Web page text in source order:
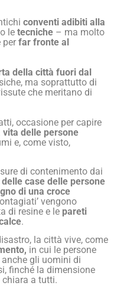
conventi adibiti alla
le tecniche – ma molto
per far fronte al
della città fuori dal
ma soprattutto di
che meritano di
occasione per capire
delle persone
e, come visto,
di contenimento dai
case delle persone
di una croce
vengono
di resine e le pareti
.
la città vive, come
in cui le persone
gli uomini di
finché la dimensione
chiara a tutti.